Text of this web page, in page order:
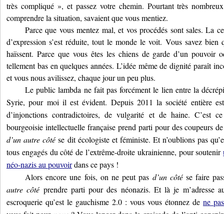
très compliqué », et passez votre chemin. Pourtant très
comprendre la situation, savaient que vous mentiez.
Parce que vous mentez mal, et vos procédés sont sales. La
d’expression s’est réduite, tout le monde le voit. Vous savez bien
haïssent. Parce que vous êtes les chiens de garde d’un pouvoir
tellement bas en quelques années. L’idée même de dignité paraît
et vous nous avilissez, chaque jour un peu plus.
Le public lambda ne fait pas forcément le lien entre la
Syrie, pour moi il est évident. Depuis 2011 la société entière
d’injonctions contradictoires, de vulgarité et de haine. C’est
bourgeoisie intellectuelle française prend parti pour des coupeurs
d’un autre côté se dit écologiste et féministe. Et n’oublions pas
tous engagés du côté de l’extrême-droite ukrainienne, pour soutenir
néo-nazis au pouvoirdans ce pays !
Alors encore une fois, on ne peut pas d’un côtése faire
autre côté prendre parti pour des néonazis. Et là je m’adresse
escroquerie qu’est le gauchisme 2.0 : vous vous étonnez de ne